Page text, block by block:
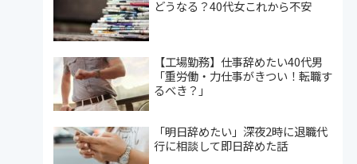
どうなる？40代女これから不安
【工場勤務】仕事辞めたい40代男
「重労働・力仕事がきつい！転職す
るべき？」
「明日辞めたい」深夜2時に退職代
行に相談して即日辞めた話